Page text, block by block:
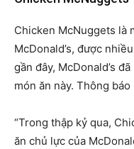
Chicken McNuggets là
McDonald’s, được
gần đây, McDonald’s
món ăn này. Thông
“Trong thập kỷ qua,
ăn chủ lực của